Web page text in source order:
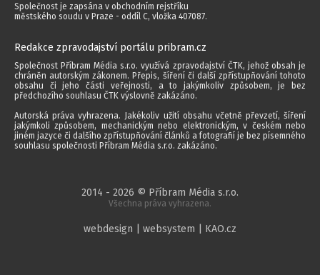
Společnost je zapsána v obchodním rejstříku
městského soudu v Praze - oddíl C, vložka 407087.
Redakce zpravodajství portálu pribram.cz
Společnost Příbram Média s.r.o. využívá zpravodajství ČTK, jehož obsah je
chráněn autorským zákonem. Přepis, šíření či další zpřístupňování tohoto
obsahu či jeho části veřejnosti, a to jakýmkoliv způsobem, je bez
předchozího souhlasu ČTK výslovně zakázáno.
Autorská práva vyhrazena. Jakékoliv užití obsahu včetně převzetí, šíření
jakýmkoli způsobem, mechanickým nebo elektronickým, v českém nebo
jiném jazyce či dalšího zpřístupňování článků a fotografií je bez písemného
souhlasu společnosti Příbram Média s.r.o. zakázáno.
2014 - 2026 © Příbram Média s.r.o.
Všechna práva vyhrazena.
webdesign | websystem | KAO.cz